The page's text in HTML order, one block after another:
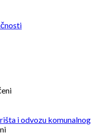
za
i odvozu komunalnog
za